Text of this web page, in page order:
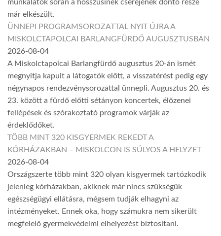
munkálatok során a hosszúsínek cseréjének döntő része
már elkészült.
ÜNNEPI PROGRAMSOROZATTAL NYIT ÚJRA A
MISKOLCTAPOLCAI BARLANGFÜRDŐ AUGUSZTUSBAN
2026-08-04
A Miskolctapolcai Barlangfürdő augusztus 20-án ismét
megnyitja kapuit a látogatók előtt, a visszatérést pedig egy
négynapos rendezvénysorozattal ünnepli. Augusztus 20. és
23. között a fürdő előtti sétányon koncertek, élőzenei
fellépések és szórakoztató programok várják az
érdeklődőket.
TÖBB MINT 320 KISGYERMEK REKEDT A
KÓRHÁZAKBAN – MISKOLCON IS SÚLYOS A HELYZET
2026-08-04
Országszerte több mint 320 olyan kisgyermek tartózkodik
jelenleg kórházakban, akiknek már nincs szükségük
egészségügyi ellátásra, mégsem tudják elhagyni az
intézményeket. Ennek oka, hogy számukra nem sikerült
megfelelő gyermekvédelmi elhelyezést biztosítani.